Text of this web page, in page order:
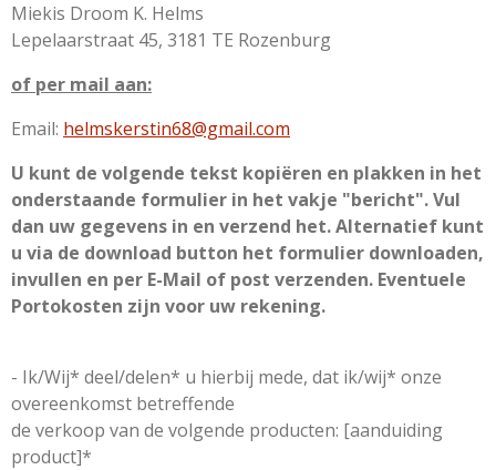
Miekis Droom K. Helms
Lepelaarstraat 45, 3181 TE Rozenburg
of per mail aan:
Email: helmskerstin68@gmail.com
U kunt de volgende tekst kopiëren en plakken in het
onderstaande formulier in het vakje "bericht". Vul
dan uw gegevens in en verzend het. Alternatief kunt
u via de download button het formulier downloaden,
invullen en per E-Mail of post verzenden. Eventuele
Portokosten zijn voor uw rekening.
- Ik/Wij* deel/delen* u hierbij mede, dat ik/wij* onze
overeenkomst betreffende
de verkoop van de volgende producten: [aanduiding
product]*